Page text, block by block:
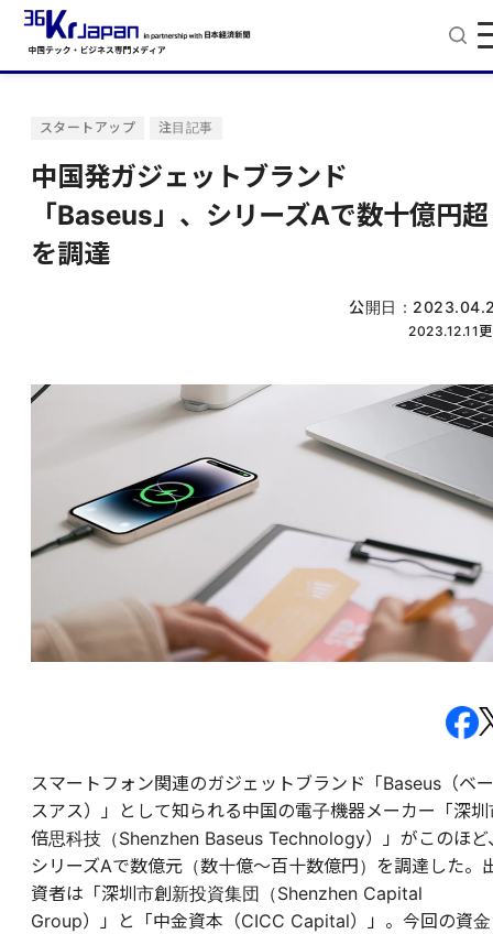
スタートアップ 注目記事
中国発ガジェットブランド
「Baseus」、シリーズAで数十億円超
を調達
公開日：
2023.12.11
スマートフォン関連のガジェットブランド「Baseus（ベー
スアス）」として知られる中国の電子機器メーカー「深圳
倍思科技（​​Shenzhen Baseus Technology）」がこのほど
シリーズAで数億元（数十億～百十数億円）を調達した。
資者は「深圳市創新投資集団（Shenzhen Capital
Group）」と「中金資本（CICC Capital）」。今回の資金